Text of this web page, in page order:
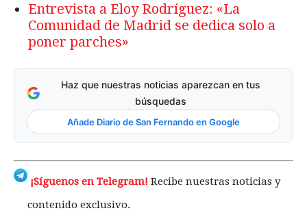
Entrevista a Eloy Rodríguez: «La
Comunidad de Madrid se dedica solo a
poner parches»
Haz que nuestras noticias aparezcan en tus
búsquedas
Añade Diario de San Fernando en Google
¡Síguenos en Telegram! Recibe nuestras noticias y
contenido exclusivo.